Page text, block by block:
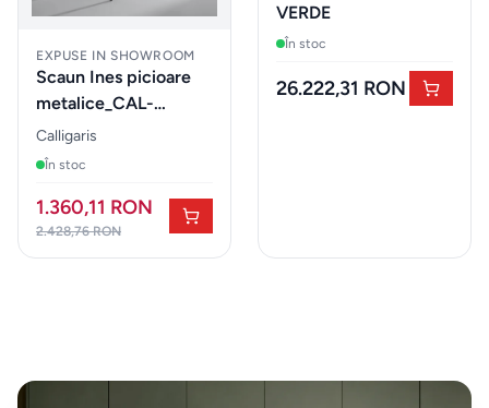
exterior
EXPUSE IN SHOWROOM
Scaun Ines picioare
metalice_CAL-
CS2022 - OUTLET
Calligaris
În stoc
1.360,11 RON
2.428,76 RON
VERDE
În stoc
26.222,31 RON